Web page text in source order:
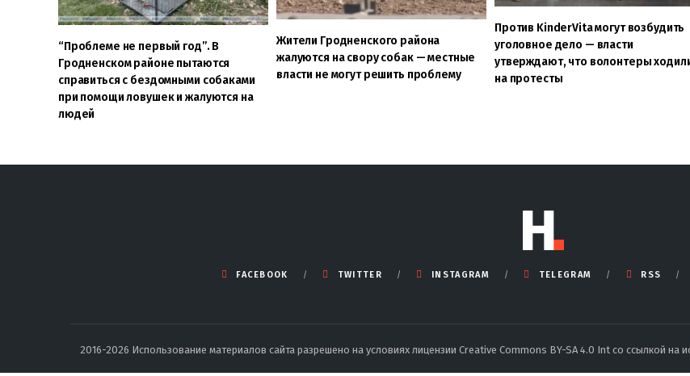
“Проблеме не первый год”. В
Гродненском районе пытаются
справиться с бездомными собаками
при помощи ловушек и жалуются на
людей
Жители Гродненского района
жалуются на свору собак — местные
власти не могут решить проблему
Против KinderVita могут возбудить
уголовное дело — власти
утверждают, что волонтеры
на протесты
FACEBOOK TWITTER INSTAGRAM TELEGRAM RSS
2016-2026 Использование материалов сайта разрешено на условиях лицензии Creative Commons BY-SA 4.0 Int со ссылкой на